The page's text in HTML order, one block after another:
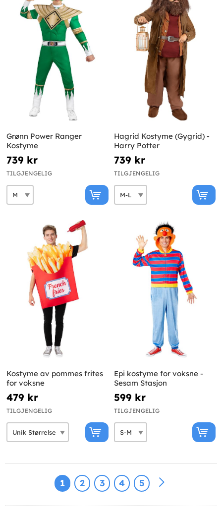
Grønn Power Ranger
Kostyme
739 kr
TILGJENGELIG
Hagrid Kostyme (Gygrid) -
Harry Potter
739 kr
TILGJENGELIG
Kostyme av pommes frites
for voksne
479 kr
TILGJENGELIG
Epi kostyme for voksne -
Sesam Stasjon
599 kr
TILGJENGELIG
1 2 3 4 5